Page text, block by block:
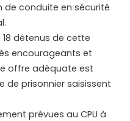
conduite en sécurité
détenus de cette
encourageants et
offre adéquate est
de prisonnier saisissent
prévues au CPU à